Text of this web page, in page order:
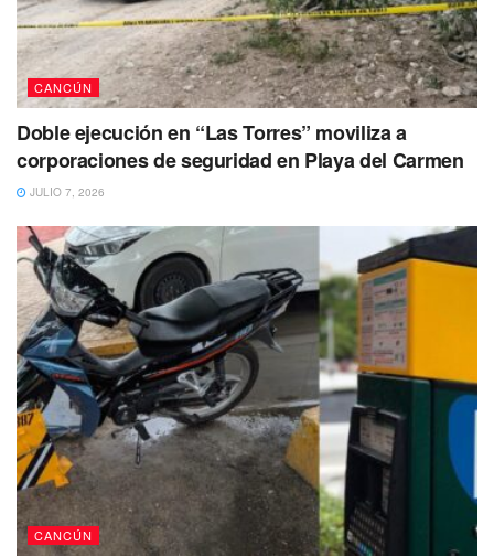
CANCÚN
Doble ejecución en “Las Torres” moviliza a
corporaciones de seguridad en Playa del Carmen
JULIO 7, 2026
CANCÚN